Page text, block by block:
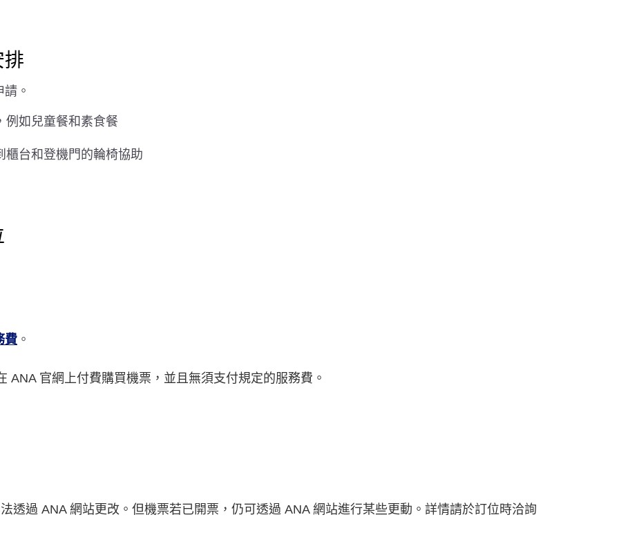
排
。
例如兒童餐和素食餐
櫃台和登機門的輪椅協助
費 。
ANA 官網上付費購買機票，並且無須支付規定的服務費。
透過 ANA 網站更改。但機票若已開票，仍可透過 ANA 網站進行某些更動。詳情請於訂位時洽詢